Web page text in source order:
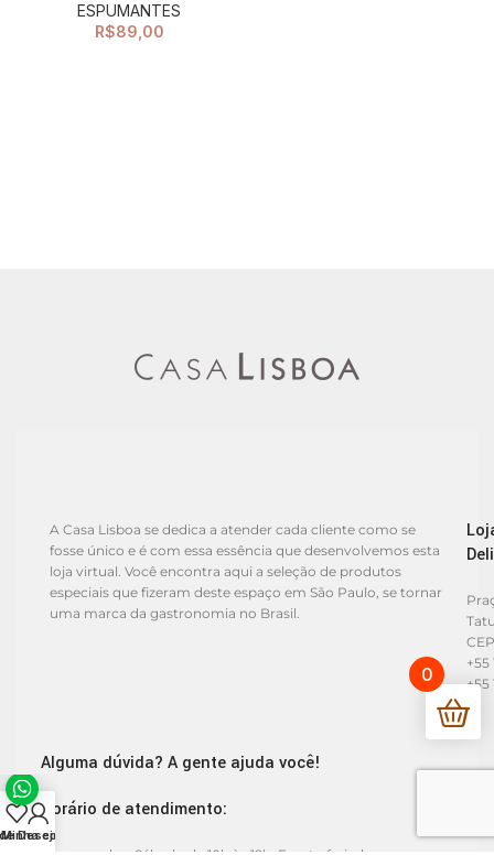
ESPUMANTES
R$89,00
A Casa Lisboa se dedica a atender cada cliente como se
fosse único e é com essa essência que desenvolvemos esta
loja virtual. Você encontra aqui a seleção de produtos
especiais que fizeram deste espaço em São Paulo, se tornar
uma marca da gastronomia no Brasil.
+55
+55
Alguma dúvida? A gente ajuda você!
Horário de atendimento:
Desejos
Minha conta
0